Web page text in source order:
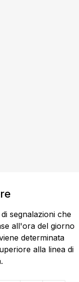
segnalazioni che
all'ora del giorno
determinata
alla linea di